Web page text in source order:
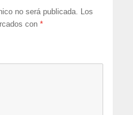
no será publicada. Los
con*